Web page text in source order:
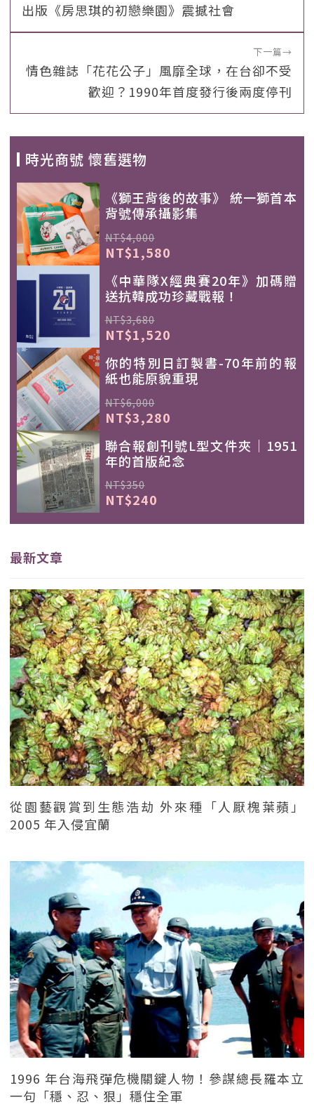
出版《房思琪的初戀樂園》震撼社會
下一篇→
情色雜誌「花花公子」風靡全球，在台卻不受
歡迎？1990年首度發行後兩度停刊
時光商號 懷舊選物
《獅王背後的故事》 統一獅首本
背號傳承攝影集
NT$4,000
NT$1,580
《中華隊X經典賽20年》加碼贈
送抗韓成功珍藏戰報！
NT$3,680
NT$1,520
你的特別日訂製書-70年前的報
紙也能原貌重現
NT$6,000
NT$3,280
聯合報創刊號L型文件夾｜1951
年的首版紀念
NT$350
NT$240
最新文章
從園藝觀賞到生態浩劫 外來種「人厭槐葉蘋」
2005 年入侵宜蘭
1996 年台海飛彈危機關鍵人物！參謀總長羅本立
一句「穩、忍、狠」穩住全軍